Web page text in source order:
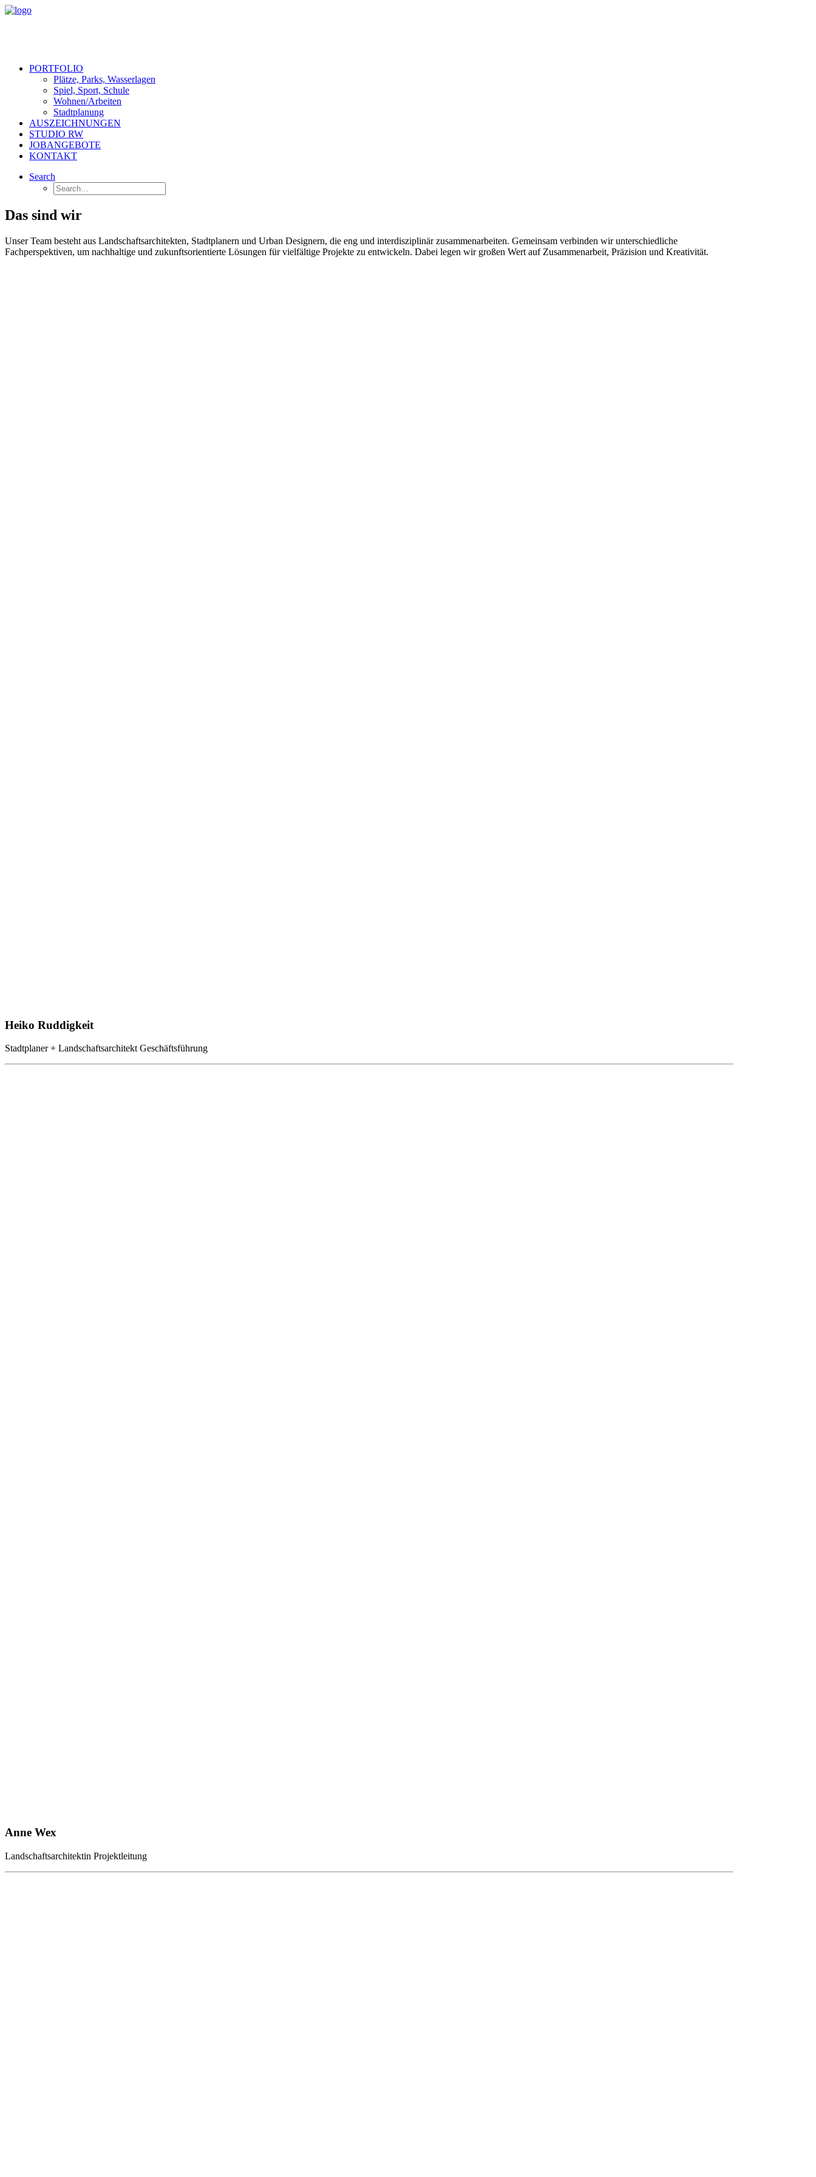
PORTFOLIO
Plätze, Parks, Wasserlagen
Spiel, Sport, Schule
Wohnen/Arbeiten
Stadtplanung
AUSZEICHNUNGEN
STUDIO RW
JOBANGEBOTE
KONTAKT
Search
Das sind wir
Unser Team besteht aus Landschaftsarchitekten, Stadtplanern und Urban Designern, die eng und interdisziplinär zusammenarbeiten. Gemeinsam verbinden wir unterschiedliche
Fachperspektiven, um nachhaltige und zukunftsorientierte Lösungen für vielfältige Projekte zu entwickeln. Dabei legen wir großen Wert auf Zusammenarbeit, Präzision und Kreativität.
Heiko Ruddigkeit
Stadtplaner + Landschaftsarchitekt Geschäftsführung
Anne Wex
Landschaftsarchitektin Projektleitung